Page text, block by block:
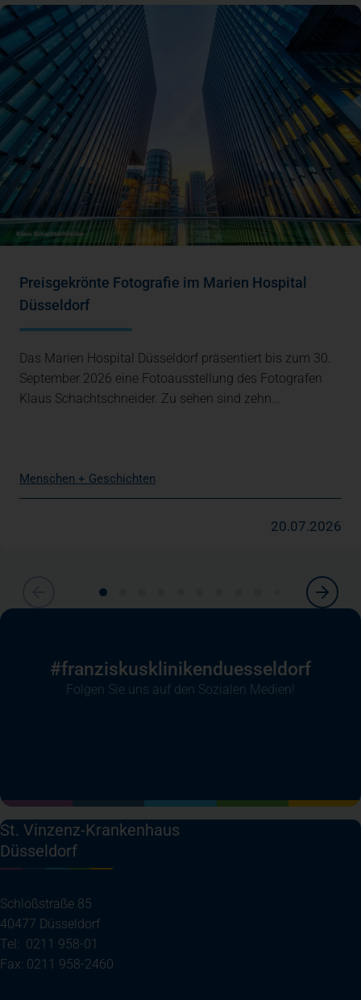
Preisgekrönte Fotografie im Marien Hospital
Düsseldorf
Das Marien Hospital Düsseldorf präsentiert bis zum 30.
September 2026 eine Fotoausstellung des Fotografen
Klaus Schachtschneider. Zu sehen sind zehn…
Menschen + Geschichten
20.07.2026
#franziskusklinikenduesseldorf
Folgen Sie uns auf den Sozialen Medien!
St. Vinzenz-Krankenhaus
Düsseldorf
Schloßstraße 85
40477 Düsseldorf
Tel: 0211 958-01
Fax: 0211 958-2460